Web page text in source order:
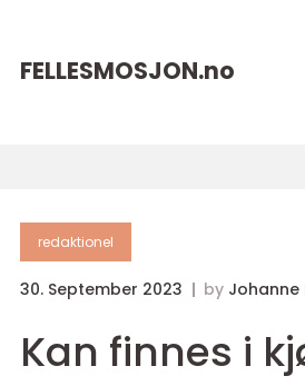
FELLESMOSJON.no
redaktionel
30. September 2023 by Johanne
Kan finnes i